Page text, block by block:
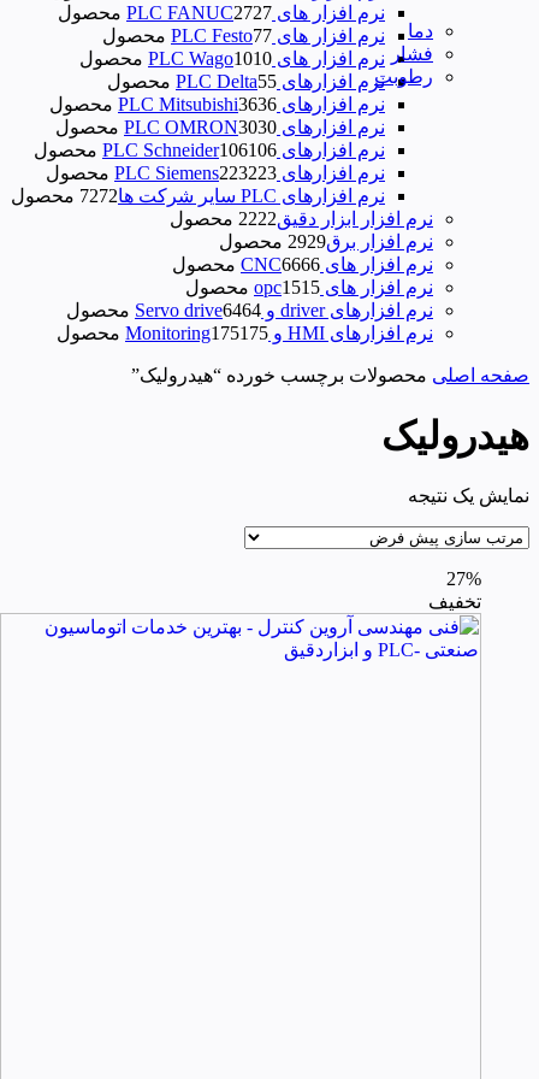
دما
فشار
رطوبت
نرم افزار های PLC FANUC
2727 محصول
نرم افزار های PLC Festo
77 محصول
نرم افزار های PLC Wago
1010 محصول
نرم‌ افزارهای PLC Delta
55 محصول
نرم افزارهای PLC Mitsubishi
3636 محصول
نرم افزارهای PLC OMRON
3030 محصول
نرم افزارهای PLC Schneider
106106 محصول
نرم افزارهای PLC Siemens
223223 محصول
نرم افزارهای PLC سایر شرکت ها
7272 محصول
نرم افزار ابزار دقیق
2222 محصول
نرم افزار برق
2929 محصول
نرم افزار های CNC
6666 محصول
نرم افزار های opc
1515 محصول
نرم افزارهای driver و Servo drive
6464 محصول
نرم افزارهای HMI و Monitoring
175175 محصول
صفحه اصلی محصولات برچسب خورده “هیدرولیک”
هیدرولیک
نمایش یک نتیجه
27%
تخفیف